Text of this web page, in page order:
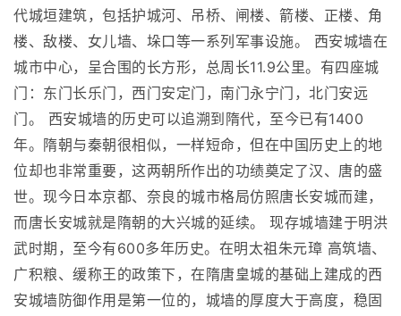
代城垣建筑，包括护城河、吊桥、闸楼、箭楼、正楼、角
楼、敌楼、女儿墙、垛口等一系列军事设施。 西安城墙在
城市中心，呈合围的长方形，总周长11.9公里。有四座城
门：东门长乐门，西门安定门，南门永宁门，北门安远
门。 西安城墙的历史可以追溯到隋代，至今已有1400
年。隋朝与秦朝很相似，一样短命，但在中国历史上的地
位却也非常重要，这两朝所作出的功绩奠定了汉、唐的盛
世。现今日本京都、奈良的城市格局仿照唐长安城而建，
而唐长安城就是隋朝的大兴城的延续。 现存城墙建于明洪
武时期，至今有600多年历史。在明太祖朱元璋 高筑墙、
广积粮、缓称王的政策下，在隋唐皇城的基础上建成的西
安城墙防御作用是第一位的，城墙的厚度大于高度，稳固